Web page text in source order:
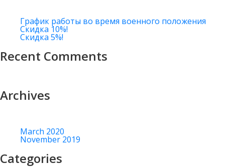
График работы во время военного положения
Скидка 10%!
Скидка 5%!
Recent Comments
Archives
March 2020
November 2019
Categories